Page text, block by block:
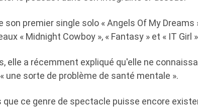
son premier single solo « Angels Of My Dreams
« Midnight Cowboy », « Fantasy » et « IT Girl
elle a récemment expliqué qu'elle ne
une sorte de problème de santé mentale ».
que ce genre de spectacle puisse encore